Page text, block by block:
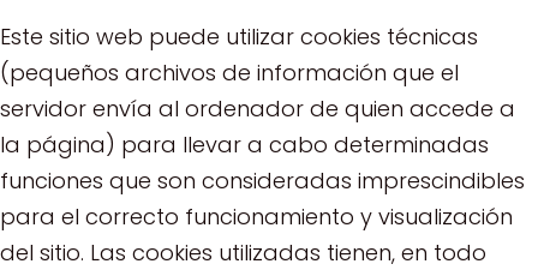
Este sitio web puede utilizar cookies técnicas
(pequeños archivos de información que el
servidor envía al ordenador de quien accede a
la página) para llevar a cabo determinadas
funciones que son consideradas imprescindibles
para el correcto funcionamiento y visualización
del sitio. Las cookies utilizadas tienen, en todo